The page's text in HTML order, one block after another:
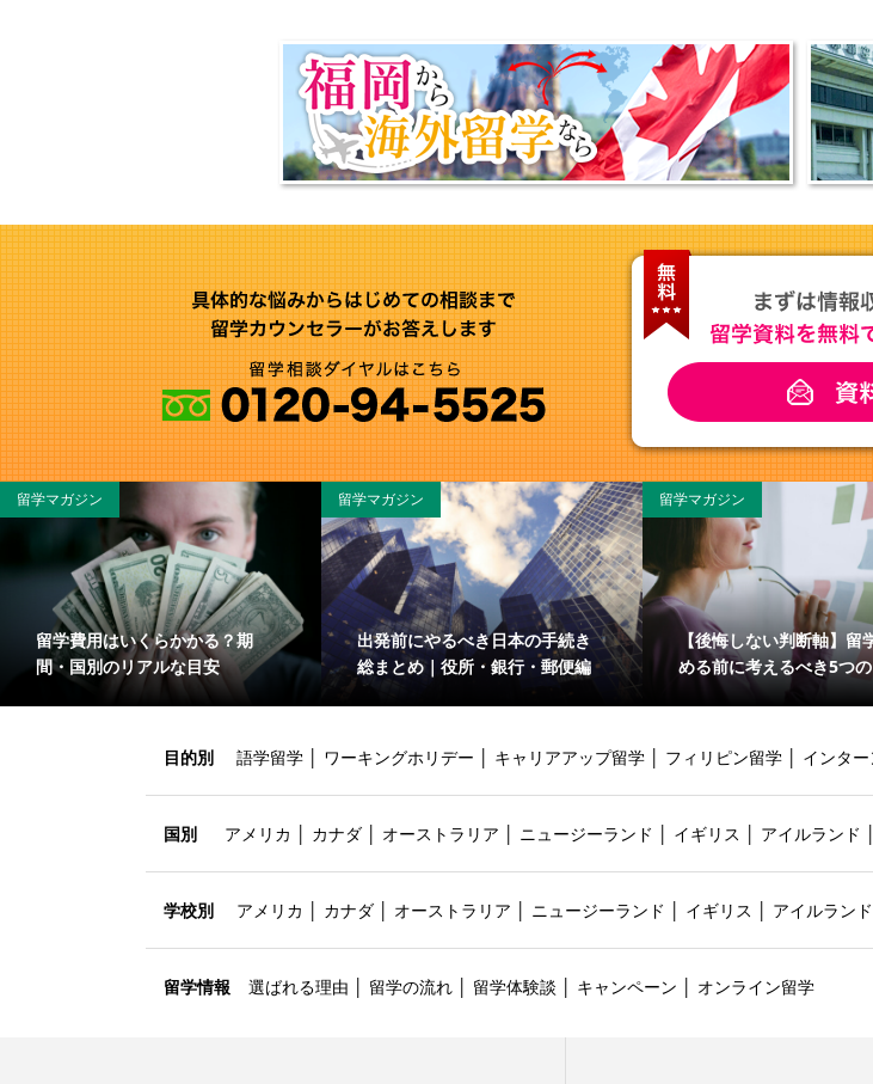
留学マガジン
留学費用はいくらかかる？期
間・国別のリアルな目安
留学マガジン
出発前にやるべき日本の手続き
総まとめ｜役所・銀行・郵便編
留学マガジン
【後悔しない判断軸】留
める前に考えるべき5つ
目的別 語学留学 ワーキングホリデー キャリアアップ留学 フィリピン留学 インタ
国別 アメリカ カナダ オーストラリア ニュージーランド イギリス アイルランド
学校別 アメリカ カナダ オーストラリア ニュージーランド イギリス アイルランド
留学情報 選ばれる理由 留学の流れ 留学体験談 キャンペーン オンライン留学